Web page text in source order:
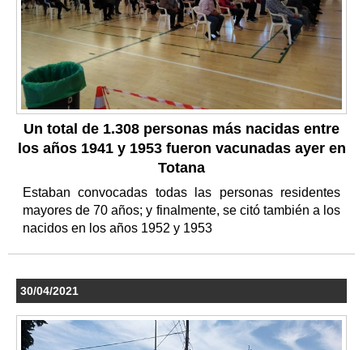
Un total de 1.308 personas más nacidas entre
los años 1941 y 1953 fueron vacunadas ayer en
Totana
Estaban convocadas todas las personas residentes
mayores de 70 años; y finalmente, se citó también a los
nacidos en los años 1952 y 1953
30/04/2021